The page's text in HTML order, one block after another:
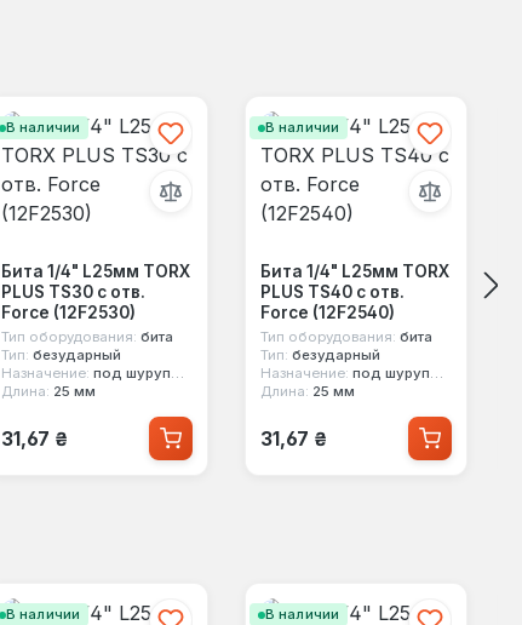
В наличии
Бита 1/4" L25мм TORX
PLUS TS30 с отв.
Force (12F2530)
Тип оборудования: бита
Тип: безударный
Назначение: под шуруповерт
Длина: 25 мм
Обычная цена:
31,67 ₴
В наличии
Бита 1/4" L25мм TORX
PLUS TS40 с отв.
Force (12F2540)
Тип оборудования: бита
Тип: безударный
Назначение: под шуруповерт
Длина: 25 мм
Обычная цена:
31,67 ₴
В наличии В наличии